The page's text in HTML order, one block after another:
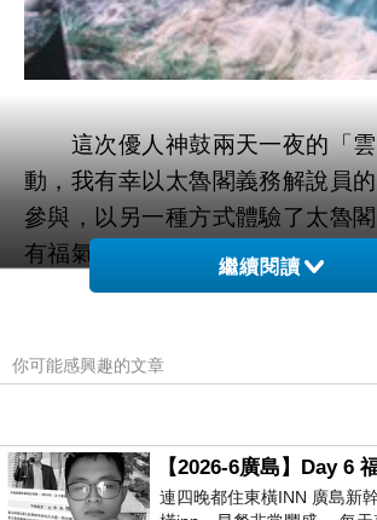
這次優人神鼓兩天一夜的「雲
動，我有幸以太魯閣義務解說員
參與，以另一種方式體驗了太魯
有福氣能分別在海拔三千公尺左
近海平面的太魯閣閣口聆賞優人
感動的一次執勤。
解說勤務最不一樣的體驗。在登
中，一百多個人依序安靜地漫步
繼續閱讀
你可能感興趣的文章
連四晚都住東橫INN 廣島新